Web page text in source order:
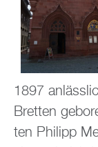
1897
Brett­en
ten Phil­ipp